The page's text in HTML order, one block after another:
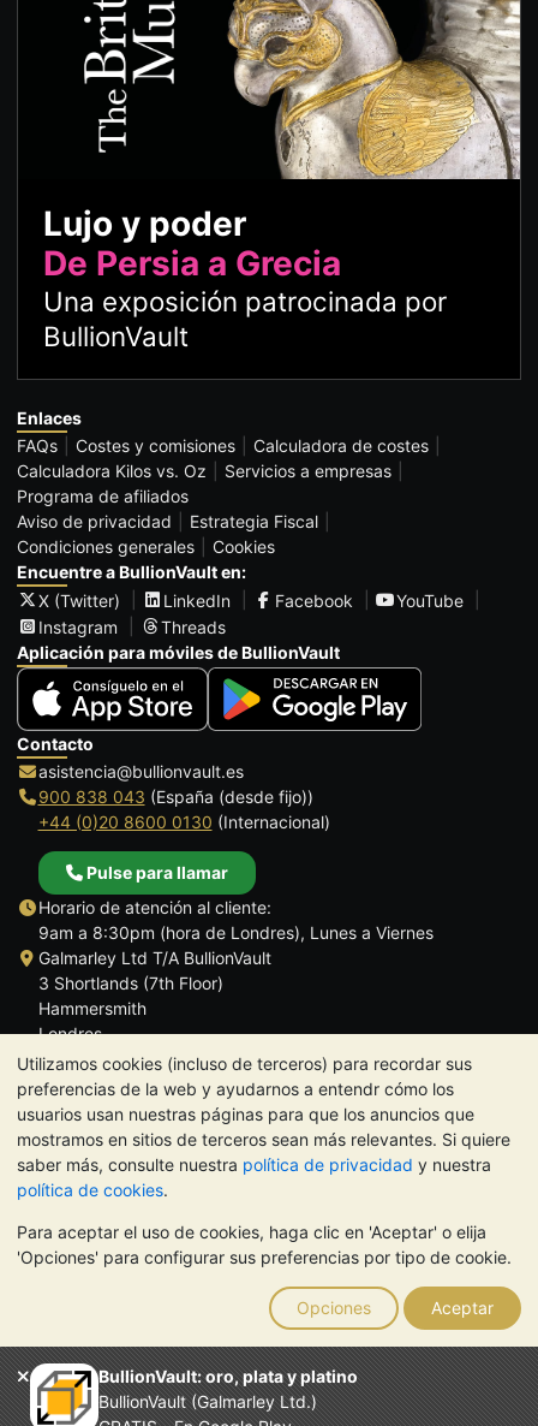
Utilizamos cookies (incluso de terceros) para recordar sus
preferencias de la web y ayudarnos a entendr cómo los
usuarios usan nuestras páginas para que los anuncios que
mostramos en sitios de terceros sean más relevantes. Si quiere
saber más, consulte nuestra política de privacidad y nuestra
política de cookies.
Para aceptar el uso de cookies, haga clic en 'Aceptar' o elija
'Opciones' para configurar sus preferencias por tipo de cookie.
Opciones Aceptar
BullionVault: oro, plata y platino
BullionVault (Galmarley Ltd.)
Lujo y poder
De Persia a Grecia
Una exposición patrocinada por
BullionVault
Enlaces
FAQs
Costes y comisiones
Calculadora de costes
Calculadora Kilos vs. Oz
Servicios a empresas
Programa de afiliados
Aviso de privacidad
Estrategia Fiscal
Condiciones generales
Cookies
Encuentre a BullionVault en:
X (Twitter)
LinkedIn Facebook
YouTube
Instagram
Threads
Aplicación para móviles de BullionVault
Contacto
asistencia@bullionvault.es
900 838 043 (España (desde fijo))
+44 (0)20 8600 0130 (Internacional)
Pulse para llamar
Horario de atención al cliente:
9am a 8:30pm (hora de Londres), Lunes a Viernes
Galmarley Ltd T/A BullionVault
3 Shortlands (7th Floor)
Hammersmith
Londres
W6 8DA
Reino Unido
NOTA: El valor de los metales preciosos puede tanto bajar como
subir. Las tendencias históricas no garantizan la evolución
futura de los precios. Nada de lo contenido en los sitios web de
BullionVault ni en ninguna de sus comunicaciones constituye
asesoramiento en materia de inversión. Debería buscar
asesoramiento profesional para determinar si poseer metales
preciosos es adecuado para usted.
El servicio de BullionVault es propiedad de Galmarley Limited,